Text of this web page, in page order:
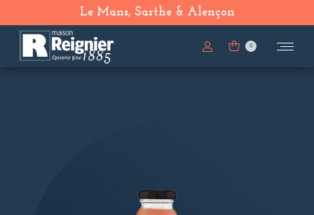
Le Mans, Sarthe & Alençon
0